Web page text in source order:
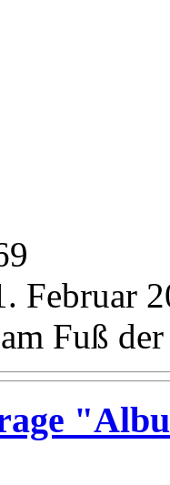
Februar
Fuß